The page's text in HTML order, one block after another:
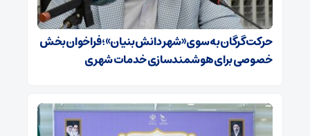
حرکت گرگان به سوی «شهر دانش‌بنیان»؛ فراخوان بخش
خصوصی برای هوشمندسازی خدمات شهری